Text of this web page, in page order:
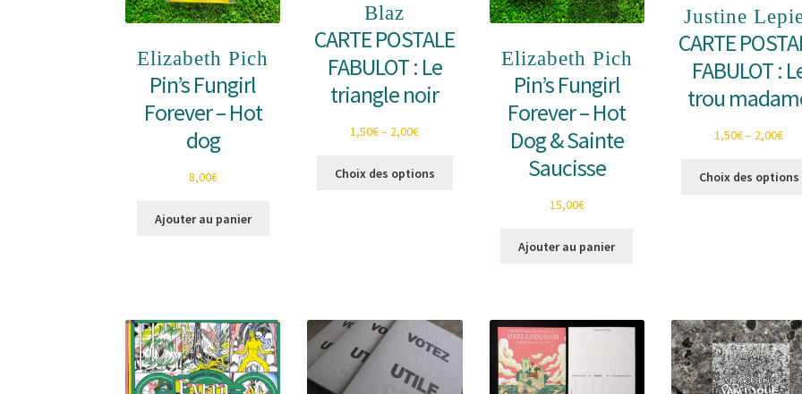
Elizabeth Pich
Pin’s Fungirl
Forever – Hot
dog
8,00€
Ajouter au panier
Blaz
CARTE POSTALE
FABULOT : Le
triangle noir
1,50€– 2,00€
Choix des options
être
choisies
Elizabeth Pich
Pin’s Fungirl
Forever – Hot
Dog & Sainte
Saucisse
15,00€
Ajouter au panier
Justine
CARTE
FABULOT :
trou
1,50€– 2,00€
Choix des options